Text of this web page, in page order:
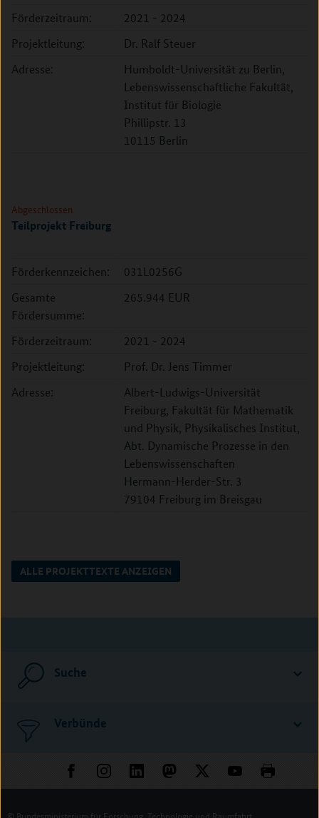
Förderzeitraum:
2021 - 2024
Projektleitung:
Dr. Ralf Steuer
Adresse:
Humboldt-Universität zu Berlin,
Lebenswissenschaftliche Fakultät,
Institut für Biologie
Phillipstr. 13
10115 Berlin
Abgeschlossen
Teilprojekt Freiburg
Förderkennzeichen:
031L0256G
Gesamte
Fördersumme:
265.944 EUR
Förderzeitraum:
2021 - 2024
Projektleitung:
Prof. Dr. Jens Timmer
Adresse:
Albert-Ludwigs-Universität
Freiburg, Fakultät für Mathematik
und Physik, Physikalisches Institut,
Abt. Dynamische Prozesse in den
Lebenswissenschaften
Hermann-Herder-Str. 3
79104 Freiburg im Breisgau
ALLE PROJEKTTEXTE ANZEIGEN
Suche
Verbünde